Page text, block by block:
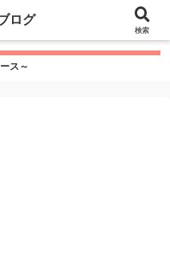
DIRECT,
ス～
ログ
検索